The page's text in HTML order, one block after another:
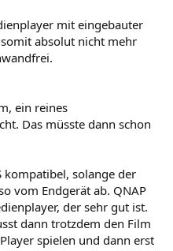
mit eingebauter
absolut nicht mehr
ein reines
Das müsste dann schon
kompatibel, solange der
vom Endgerät ab. QNAP
der sehr gut ist.
dann trotzdem den Film
spielen und dann erst